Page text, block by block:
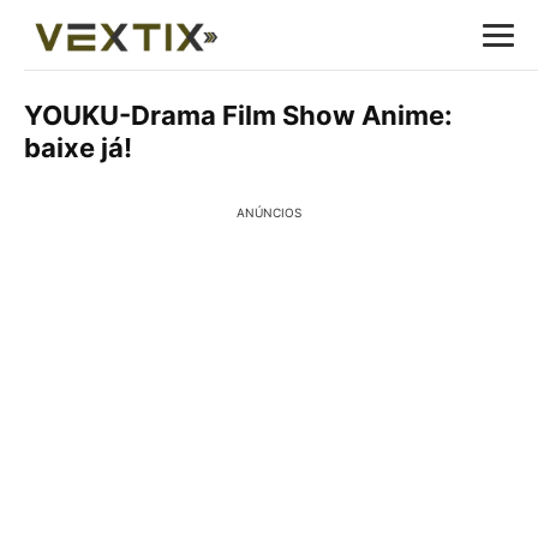
YOUKU-Drama Film Show Anime:
baixe já!
ANÚNCIOS